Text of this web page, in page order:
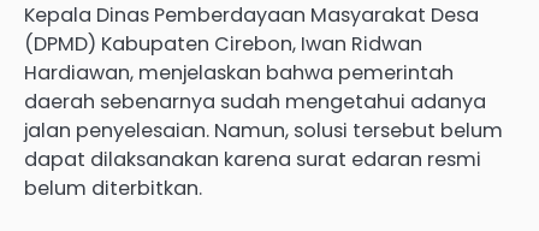
Kepala Dinas Pemberdayaan Masyarakat Desa
(DPMD) Kabupaten Cirebon, Iwan Ridwan
Hardiawan, menjelaskan bahwa pemerintah
daerah sebenarnya sudah mengetahui adanya
jalan penyelesaian. Namun, solusi tersebut belum
dapat dilaksanakan karena surat edaran resmi
belum diterbitkan.